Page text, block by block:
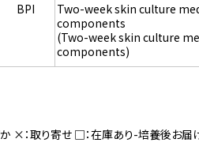
BPI
Two-week skin culture
components
(Two-week skin culture
components)
×：取り寄せ □：在庫あり-培養後お届